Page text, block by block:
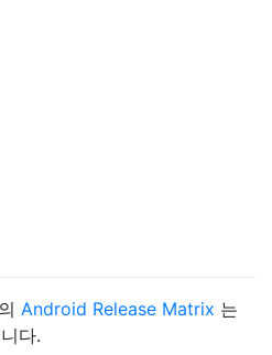
Android Release Matrix 는
다.